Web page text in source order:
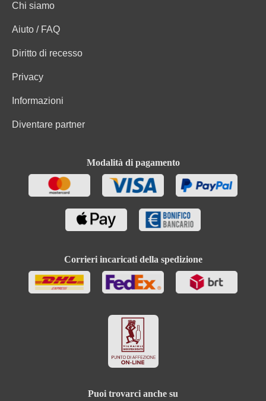
Chi siamo
Aiuto / FAQ
Diritto di recesso
Privacy
Informazioni
Diventare partner
Modalità di pagamento
Corrieri incaricati della spedizione
Puoi trovarci anche su